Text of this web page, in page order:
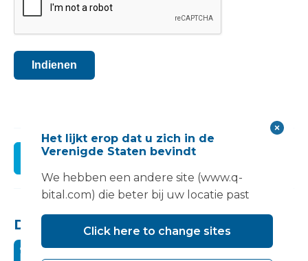
Indienen
Register
Deel dit:
Het lijkt erop dat u zich in de
Verenigde Staten bevindt
We hebben een andere site (www.q-
bital.com) die beter bij uw locatie past
Click here to change sites